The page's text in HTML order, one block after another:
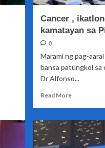
Cancer ,
kamatayan sa
0
Marami ng pag-
bansa patungkol sa
Dr Alfonso...
Read MoreRead
Cancer
ikatlong